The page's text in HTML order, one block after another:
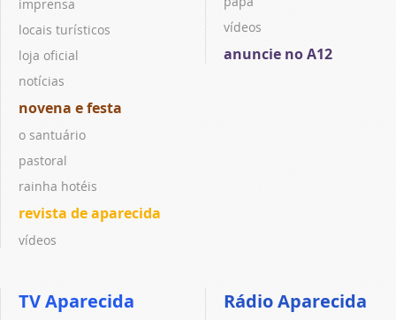
imprensa
locais turísticos
loja oficial
notícias
novena e festa
o santuário
pastoral
rainha hotéis
revista de aparecida
vídeos
vídeos
anuncie no A12
TV Aparecida Rádio Aparecida